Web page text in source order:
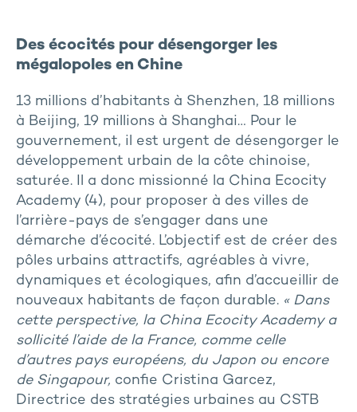
Des écocités pour désengorger les
mégalopoles en Chine
13 millions d’habitants à Shenzhen, 18 millions
à Beijing, 19 millions à Shanghai… Pour le
gouvernement, il est urgent de désengorger le
développement urbain de la côte chinoise,
saturée. Il a donc missionné la China Ecocity
Academy (4), pour proposer à des villes de
l’arrière-pays de s’engager dans une
démarche d’écocité. L’objectif est de créer des
pôles urbains attractifs, agréables à vivre,
dynamiques et écologiques, afin d’accueillir de
nouveaux habitants de façon durable. « Dans
cette perspective, la China Ecocity Academy a
sollicité l’aide de la France, comme celle
d’autres pays européens, du Japon ou encore
de Singapour, confie Cristina Garcez,
Directrice des stratégies urbaines au CSTB